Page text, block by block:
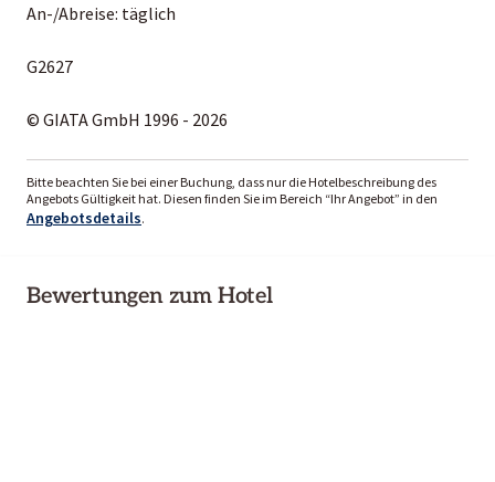
An-/Abreise: täglich
G2627
© GIATA GmbH 1996 - 2026
Bitte beachten Sie bei einer Buchung, dass nur die Hotelbeschreibung des
Angebots Gültigkeit hat. Diesen finden Sie im Bereich “Ihr Angebot” in den
Angebotsdetails.
Bewertungen zum Hotel